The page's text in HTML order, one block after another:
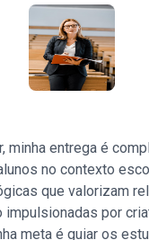
minha entrega é
no contexto
que valorizam
impulsionadas por
meta é guiar os